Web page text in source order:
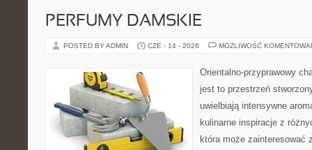
PERFUMY DAMSKIE
POSTED BY ADMIN CZE - 14 - 2026 MOŻLIWOŚĆ
Orientalno-przyprawowy
jest to przestrzeń
uwielbiają intensywne
kulinarne inspiracje z
która może zainteresować